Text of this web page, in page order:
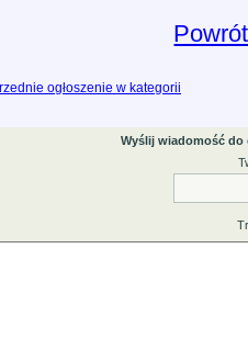
ogłoszenie w kategorii
Wyślij wiadomość